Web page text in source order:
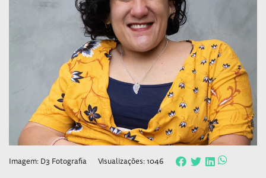
Imagem: D3 Fotografia Visualizações: 1046